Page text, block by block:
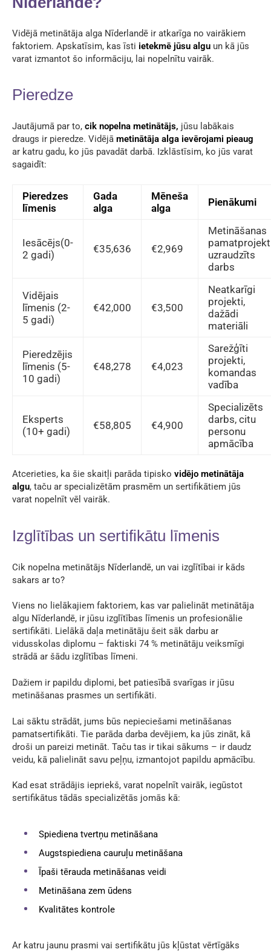
Vidējā metinātāja alga Nīderlandē ir atkarīga no vairākiem
faktoriem. Apskatīsim, kas īsti ietekmē jūsu algu un kā jūs
varat izmantot šo informāciju, lai nopelnītu vairāk.
Pieredze
Jautājumā par to, cik nopelna metinātājs, jūsu labākais
draugs ir pieredze. Vidējā metinātāja alga ievērojami pieaug
ar katru gadu, ko jūs pavadāt darbā. Izklāstīsim, ko jūs varat
sagaidīt:
Pieredzes
līmenis
Gada
alga
Mēneša
alga
Pienākumi
Iesācējs(0-
2 gadi)
€35,636 €2,969
Metināšanas
uzraudzīts
darbs
Vidējais
līmenis (2-
5 gadi)
€42,000 €3,500
Neatkarīgi
projekti,
dažādi
materiāli
Pieredzējis
līmenis (5-
10 gadi)
€48,278 €4,023
Sarežģīti
projekti,
komandas
vadība
Eksperts
(10+ gadi)
€58,805 €4,900
Specializēts
darbs, citu
personu
apmācība
Atcerieties, ka šie skaitļi parāda tipisko vidējo metinātāja
algu, taču ar specializētām prasmēm un sertifikātiem jūs
varat nopelnīt vēl vairāk.
Izglītības un sertifikātu līmenis
Cik nopelna metinātājs Nīderlandē, un vai izglītībai ir kāds
sakars ar to?
Viens no lielākajiem faktoriem, kas var palielināt metinātāja
algu Nīderlandē, ir jūsu izglītības līmenis un profesionālie
sertifikāti. Lielākā daļa metinātāju šeit sāk darbu ar
vidusskolas diplomu – faktiski 74 % metinātāju veiksmīgi
strādā ar šādu izglītības līmeni.
Dažiem ir papildu diplomi, bet patiesībā svarīgas ir jūsu
metināšanas prasmes un sertifikāti.
Lai sāktu strādāt, jums būs nepieciešami metināšanas
pamatsertifikāti. Tie parāda darba devējiem, ka jūs zināt, kā
droši un pareizi metināt. Taču tas ir tikai sākums – ir daudz
veidu, kā palielināt savu peļņu, izmantojot papildu apmācību.
Kad esat strādājis iepriekš, varat nopelnīt vairāk, iegūstot
sertifikātus tādās specializētās jomās kā:
Spiediena tvertņu metināšana
Augstspiediena cauruļu metināšana
Īpaši tērauda metināšanas veidi
Metināšana zem ūdens
Kvalitātes kontrole
Ar katru jaunu prasmi vai sertifikātu jūs kļūstat vērtīgāks